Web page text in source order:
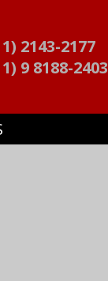
2143-2177
9 8188-2403